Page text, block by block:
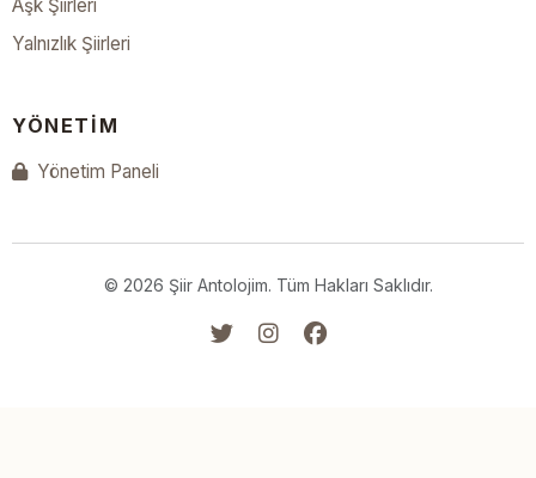
Aşk Şiirleri
Yalnızlık Şiirleri
YÖNETIM
Yönetim Paneli
© 2026 Şiir Antolojim. Tüm Hakları Saklıdır.